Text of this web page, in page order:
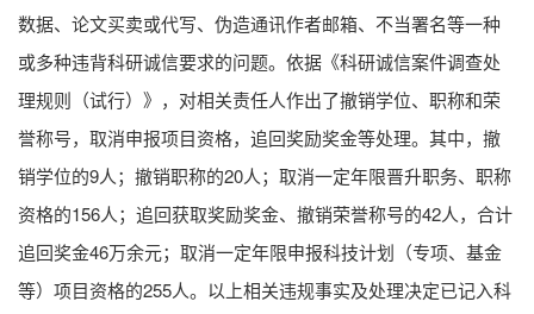
数据、论文买卖或代写、伪造通讯作者邮箱、不当署名等一种
或多种违背科研诚信要求的问题。依据《科研诚信案件调查处
理规则（试行）》，对相关责任人作出了撤销学位、职称和荣
誉称号，取消申报项目资格，追回奖励奖金等处理。其中，撤
销学位的9人；撤销职称的20人；取消一定年限晋升职务、职称
资格的156人；追回获取奖励奖金、撤销荣誉称号的42人，合计
追回奖金46万余元；取消一定年限申报科技计划（专项、基金
等）项目资格的255人。以上相关违规事实及处理决定已记入科